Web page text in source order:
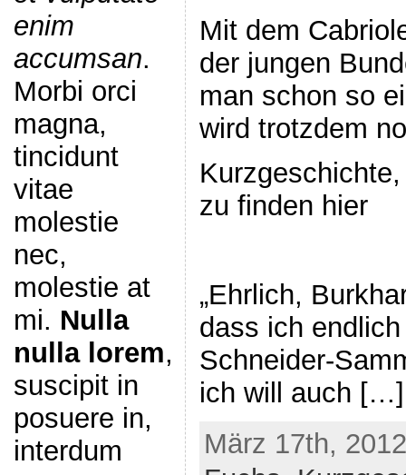
enim
accumsan.
Morbi orci
magna,
tincidunt
vitae
molestie
nec,
molestie at
mi. Nulla
nulla lorem,
suscipit in
posuere in,
interdum
Mit dem
der jungen
man schon so
wird trotzdem
zu finden hier
„Ehrlich,
dass ich
Schneider-
ich will auch […]
März 17th,